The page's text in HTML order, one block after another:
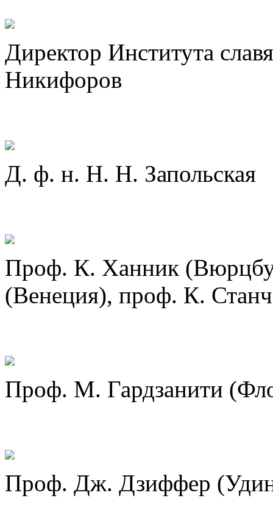
Директор Института
Никифоров
Д. ф. н. Н. Н. Запольская
Проф. К. Ханник
(Венеция), проф. К.
Проф. М. Гардзанити
Проф. Дж. Дзиффер